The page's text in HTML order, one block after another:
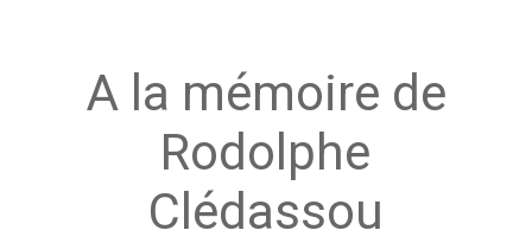
A la mémoire de
Rodolphe
Clédassou